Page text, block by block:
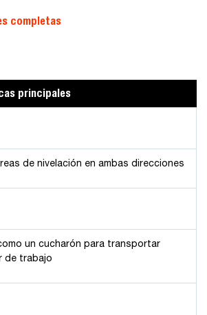
completas
principales
de nivelación en ambas direcciones
un cucharón para transportar
de trabajo